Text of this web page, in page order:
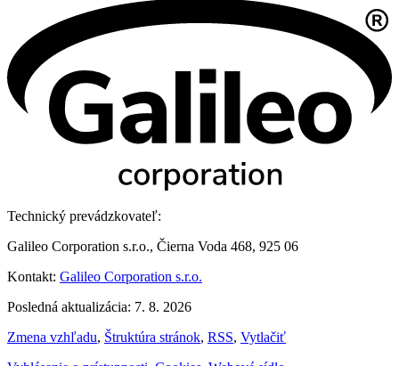
Technický prevádzkovateľ:
Galileo Corporation s.r.o., Čierna Voda 468, 925 06
Kontakt: Galileo Corporation s.r.o.
Posledná aktualizácia: 7. 8. 2026
Zmena vzhľadu, Štruktúra stránok, RSS, Vytlačiť